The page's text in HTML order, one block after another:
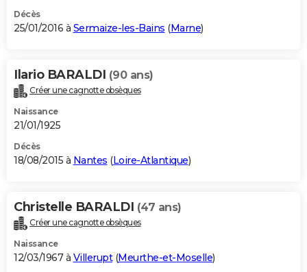
Décès
25/01/2016 à Sermaize-les-Bains (Marne)
Ilario BARALDI (90 ans)
Créer une cagnotte obsèques
Naissance
21/01/1925
Décès
18/08/2015 à Nantes (Loire-Atlantique)
Christelle BARALDI (47 ans)
Créer une cagnotte obsèques
Naissance
12/03/1967 à Villerupt(Meurthe-et-Moselle)